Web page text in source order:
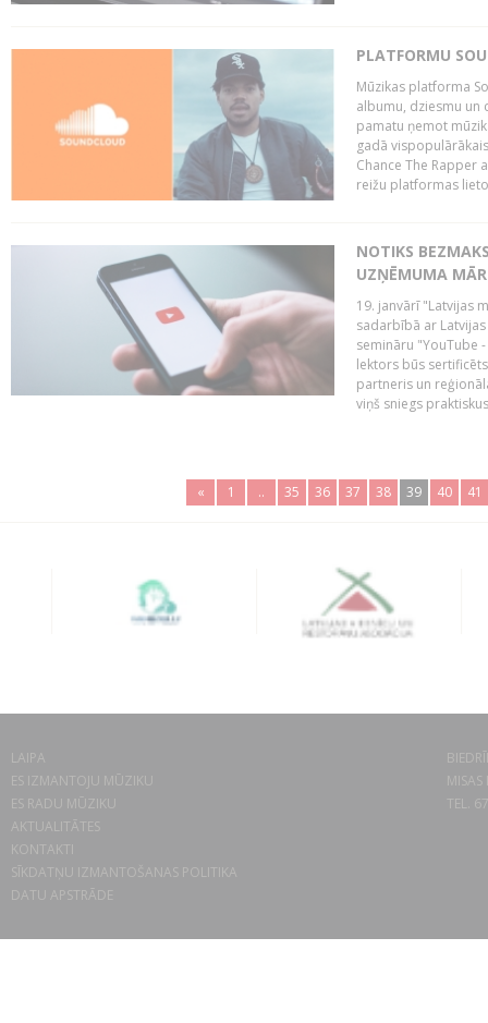
PLATFORMU
Mūzikas platforma
albumu, dziesmu un
pamatu ņemot
gadā
Chance The Rapper
reižu platformas
NOTIKS
UZŅĒMUMA
19. janvārī "Latvijas
sadarbībā ar
semināru "YouTube
lektors būs
partneris un
viņš sniegs
« 1 .. 35 36 37 38 39 40 41
LAIPA
ES IZMANTOJU MŪZIKU
ES RADU MŪZIKU
AKTUALITĀTES
KONTAKTI
SĪKDATŅU IZMANTOŠANAS POLITIKA
DATU APSTRĀDE
TEL.